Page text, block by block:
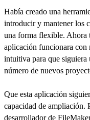
Había creado una
introducir y mantener los
una forma flexible. Ahora
aplicación funcionara con
intuitiva para que siguiera
número de nuevos
Que esta aplicación
capacidad de ampliación.
desarrollador de